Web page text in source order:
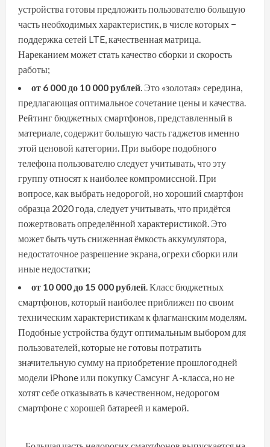
устройства готовы предложить пользователю большую
часть необходимых характеристик, в числе которых −
поддержка сетей LTE, качественная матрица.
Нареканием может стать качество сборки и скорость
работы;
от 6 000 до 10 000 рублей. Это «золотая» середина,
предлагающая оптимальное сочетание цены и качества.
Рейтинг бюджетных смартфонов, представленный в
материале, содержит большую часть гаджетов именно
этой ценовой категории. При выборе подобного
телефона пользователю следует учитывать, что эту
группу относят к наиболее компромиссной. При
вопросе, как выбрать недорогой, но хороший смартфон
образца 2020 года, следует учитывать, что придётся
пожертвовать определённой характеристикой. Это
может быть чуть сниженная ёмкость аккумулятора,
недостаточное разрешение экрана, огрехи сборки или
иные недостатки;
от 10 000 до 15 000 рублей. Класс бюджетных
смартфонов, который наиболее приближен по своим
техническим характеристикам к флагманским моделям.
Подобные устройства будут оптимальным выбором для
пользователей, которые не готовы потратить
значительную сумму на приобретение прошлогодней
модели iPhone или покупку Самсунг А-класса, но не
хотят себе отказывать в качественном, недорогом
смартфоне с хорошей батареей и камерой.